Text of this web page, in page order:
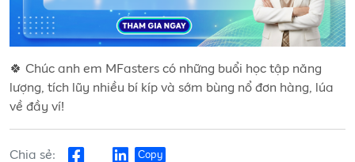
🍀 Chúc anh em MFasters có những buổi học tập năng
lượng, tích lũy nhiều bí kíp và sớm bùng nổ đơn hàng, lúa
về đầy ví!
Chia sẻ: Copy